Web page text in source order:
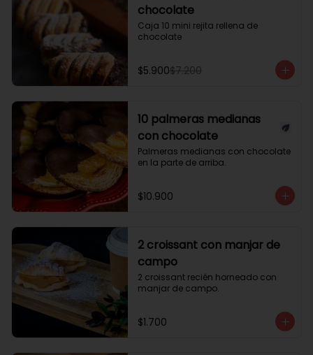
chocolate
Caja 10 mini rejita rellena de
chocolate
$5.900$7.200
10 palmeras medianas
con chocolate
Palmeras medianas con chocolate
en la parte de arriba.
$10.900
2 croissant con manjar de
campo
2 croissant recién horneado con
manjar de campo.
$1.700